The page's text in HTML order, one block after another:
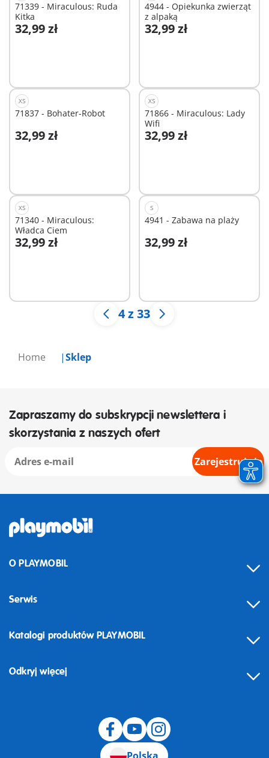
Home Sklep
71339 - Miraculous: Ruda
Kitka
32,99 zł
Dodaj do koszyka
4944 - Opiekunka zwierząt
z alpaką
32,99 zł
Dodaj do koszyka
XS
71837 - Bohater-Robot
32,99 zł
Dodaj do koszyka
XS
71866 - Miraculous: Lady
Wifi
32,99 zł
Dodaj do koszyka
XS
71340 - Miraculous:
Władca Ciem
32,99 zł
Dodaj do koszyka
S
4941 - Zabawa na plaży
32,99 zł
Dodaj do koszyka
4 z 33
Zapraszamy do subskrypcji newslettera i
skorzystania z naszych ofert
Zarejestruj się
O PLAYMOBIL
Serwis
Odstąpienie od umowy
Katalogi produktów PLAYMOBIL
Odkryj więcej